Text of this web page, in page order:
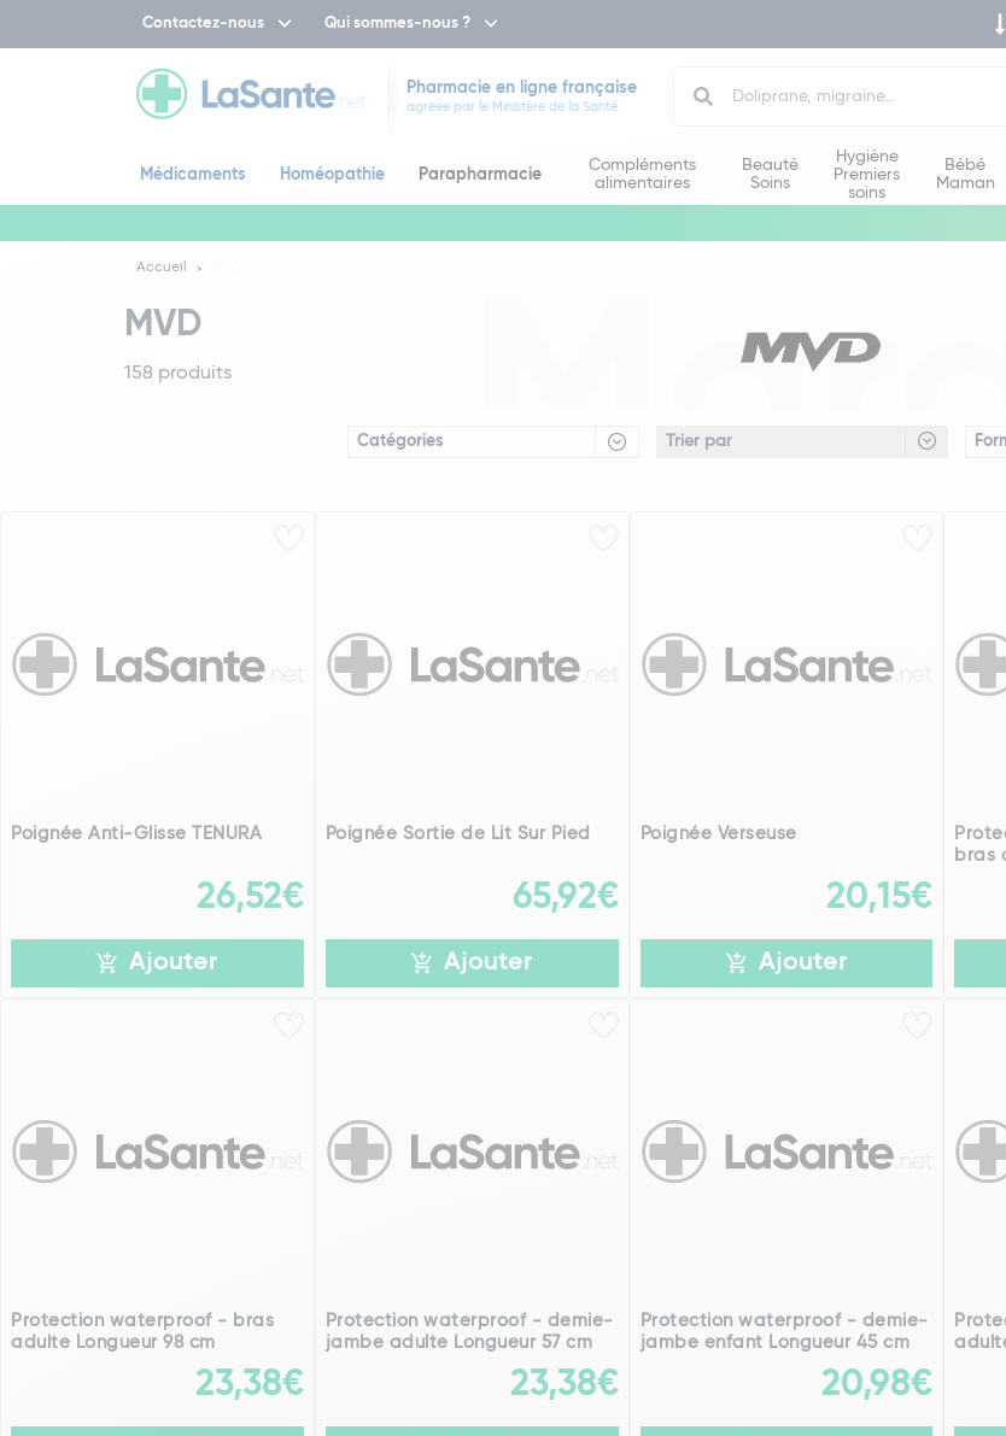
Contactez-nous Qui sommes-nous ?
Pharmacie en ligne française
agréée par le Ministère de la Santé
Médicaments Homéopathie Parapharmacie
Compléments
alimentaires
Beauté
Soins
Hygiène
Premiers
soins
Bébé
Maman
Accueil
MVD
158 produits
Catégories
Poignée Anti-Glisse TENURA
26,52€
Ajouter
Poignée Sortie de Lit Sur Pied
65,92€
Ajouter
Poignée Verseuse
20,15€
Ajouter
bras
Protection waterproof - bras
adulte Longueur 98 cm
23,38€
Protection waterproof - demie-
jambe adulte Longueur 57 cm
23,38€
Protection waterproof - demie-
jambe enfant Longueur 45 cm
20,98€